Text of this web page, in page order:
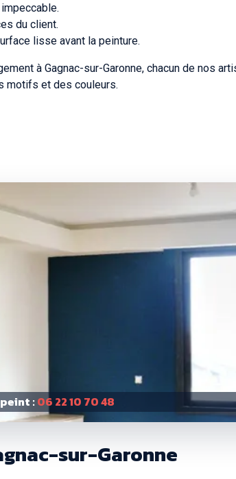
du client.
lisse avant la peinture.
à Gagnac-sur-Garonne, chacun de nos
motifs et des couleurs.
:06 22 10 70 48
sur-Garonne